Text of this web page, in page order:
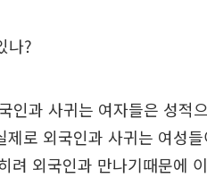
나?
인과 사귀는 여자들은 성적
로 외국인과 사귀는 여성
려 외국인과 만나기때문에